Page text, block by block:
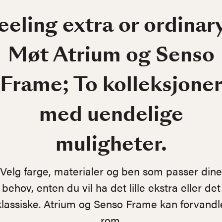
extra or
Møt Atrium og Senso
Frame; To kolleksjoner
med uendelige
muligheter.
Velg farge, materialer og ben som passer dine
behov, enten du vil ha det lille ekstra eller det
Atrium og Senso Frame kan